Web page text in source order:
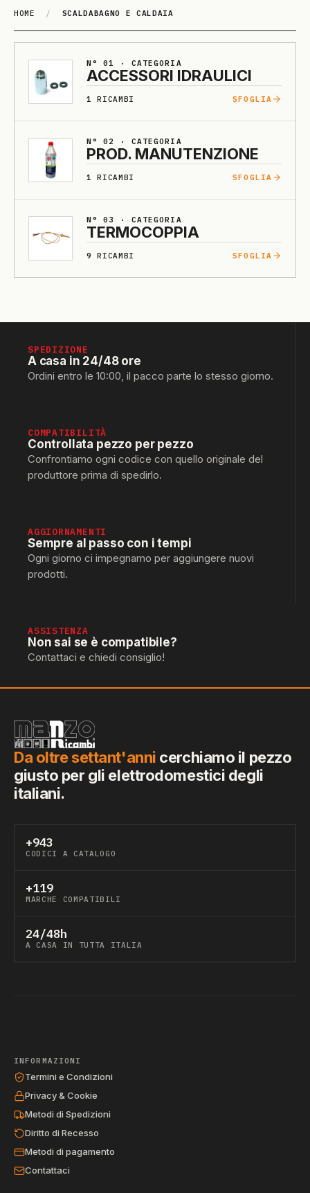
HOME / SCALDABAGNO E CALDAIA
SCALDA­BAGNO E CALDAIA
N° 01 · CATEGORIA
ACCESSO­RI I­DRAU­LI­CI
1 RICAMBI SFOGLIA
N° 02 · CATEGORIA
PROD. MA­NU­TENZIO­NE
1 RICAMBI SFOGLIA
N° 03 · CATEGORIA
TERMO­COPPIA
9 RICAMBI SFOGLIA
SPEDIZIONE
A casa in 24/48 ore
Ordini entro le 10:00, il pacco parte lo stesso giorno.
COMPATIBILITÀ
Controllata pezzo per pezzo
Confrontiamo ogni codice con quello originale del
produttore prima di spedirlo.
AGGIORNAMENTI
Sempre al passo con i tempi
Ogni giorno ci impegnamo per aggiungere nuovi
prodotti.
ASSISTENZA
Non sai se è compatibile?
Contattaci e chiedi consiglio!
Da oltre settant'anni cerchiamo il pezzo
giusto per gli elettrodomestici degli
italiani.
+943
CODICI A CATALOGO
+119
MARCHE COMPATIBILI
24/48h
A CASA IN TUTTA ITALIA
INFORMAZIONI
Termini e Condizioni
Privacy & Cookie
Metodi di Spedizioni
Diritto di Recesso
Metodi di pagamento
Contattaci